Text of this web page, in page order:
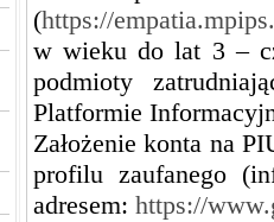
(https://
w wieku do lat 3 –
podmioty
Platformie
Założenie konta na
profilu zaufanego
adresem: https://